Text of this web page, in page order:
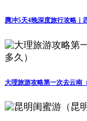
腾冲5天4晚深度旅行攻略｜
大理旅游攻略第一次去云南